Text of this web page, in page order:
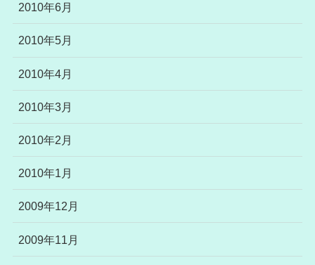
2010年6月
2010年5月
2010年4月
2010年3月
2010年2月
2010年1月
2009年12月
2009年11月